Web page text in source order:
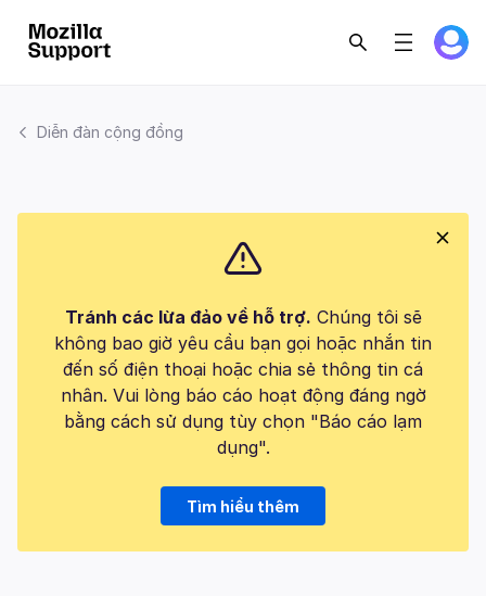
Diễn đàn cộng đồng
Tránh các lừa đảo về hỗ trợ. Chúng tôi sẽ
không bao giờ yêu cầu bạn gọi hoặc nhắn tin
đến số điện thoại hoặc chia sẻ thông tin cá
nhân. Vui lòng báo cáo hoạt động đáng ngờ
bằng cách sử dụng tùy chọn "Báo cáo lạm
dụng".
Tìm hiểu thêm